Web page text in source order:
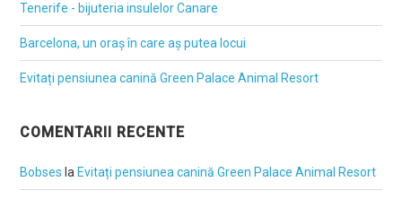
Tenerife - bijuteria insulelor Canare
Barcelona, un oraș în care aș putea locui
Evitați pensiunea canină Green Palace Animal Resort
COMENTARII RECENTE
Bobses la Evitați pensiunea canină Green Palace Animal Resort